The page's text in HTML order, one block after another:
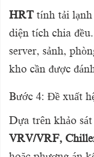
HRTtính tải lạnh
diện tích chia
server, sảnh,
kho cần được
Bước 4: Đề xuất
Dựa trên khảo
VRV/VRF,